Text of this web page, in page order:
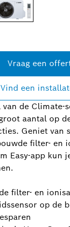
Vraag een
Vind een
de Climate-
aantal op
Geniet van
filter- en
Easy-app kun
filter- en
op de